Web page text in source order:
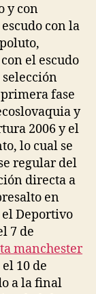
y con
con la
el escudo
selección
fase
y
2006 y el
lo cual se
regular del
directa a
en
Deportivo
7 de
manchester
10 de
a la final